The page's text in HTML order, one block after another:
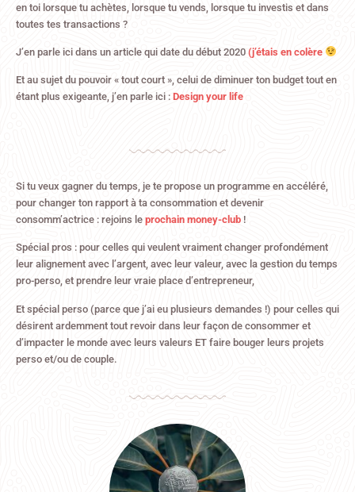
en toi lorsque tu achètes, lorsque tu vends, lorsque tu investis et dans
toutes tes transactions ?
J’en parle ici dans un article qui date du début 2020 (j’étais en colère
Et au sujet du pouvoir « tout court », celui de diminuer ton budget tout en
étant plus exigeante, j’en parle ici : Design your life
Si tu veux gagner du temps, je te propose un programme en accéléré,
pour changer ton rapport à ta consommation et devenir
consomm’actrice : rejoins le prochain money-club !
Spécial pros : pour celles qui veulent vraiment changer profondément
leur alignement avec l’argent, avec leur valeur, avec la gestion du temps
pro-perso, et prendre leur vraie place d’entrepreneur,
Et spécial perso (parce que j’ai eu plusieurs demandes !) pour celles qui
désirent ardemment tout revoir dans leur façon de consommer et
d’impacter le monde avec leurs valeurs ET faire bouger leurs projets
perso et/ou de couple.